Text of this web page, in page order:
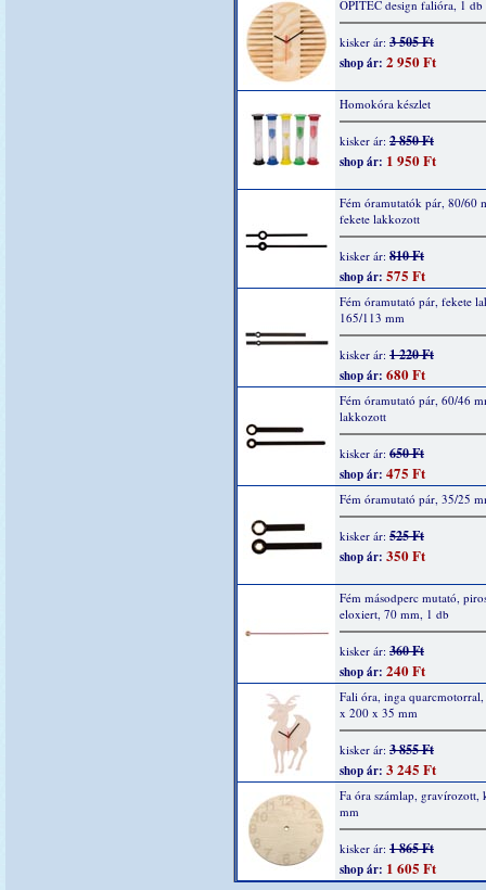
OPITEC design falióra, 1 db
kisker ár: 3 505 Ft
shop ár: 2 950 Ft
Homokóra készlet
kisker ár: 2 850 Ft
shop ár: 1 950 Ft
Fém óramutatók pár, 80/60
fekete lakkozott
kisker ár: 810 Ft
shop ár: 575 Ft
Fém óramutató pár, fekete
165/113 mm
kisker ár: 1 220 Ft
shop ár: 680 Ft
Fém óramutató pár, 60/46
lakkozott
kisker ár: 650 Ft
shop ár: 475 Ft
Fém óramutató pár, 35/25
kisker ár: 525 Ft
shop ár: 350 Ft
Fém másodperc mutató,
eloxiert, 70 mm, 1 db
kisker ár: 360 Ft
shop ár: 240 Ft
Fali óra, inga
x 200 x 35 mm
kisker ár: 3 855 Ft
shop ár: 3 245 Ft
Fa óra számlap, gravírozott,
mm
kisker ár: 1 865 Ft
shop ár: 1 605 Ft